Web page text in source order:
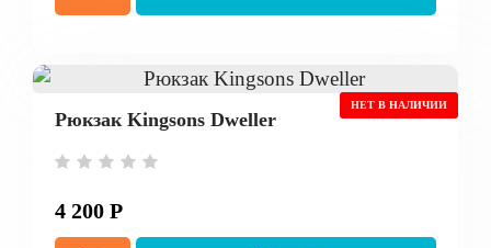
НЕТ В НАЛИЧИИ
Рюкзак Kingsons Dweller
4 200 Р